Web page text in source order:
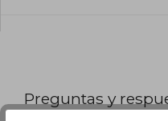
Preguntas y